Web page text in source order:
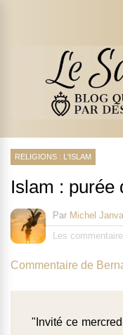
RELIGIONS : L'ISLAM
Islam : purée
Par Michel Janva
Les
Commentaire de
"Invité ce